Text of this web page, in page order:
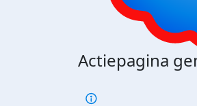
Actiepagina